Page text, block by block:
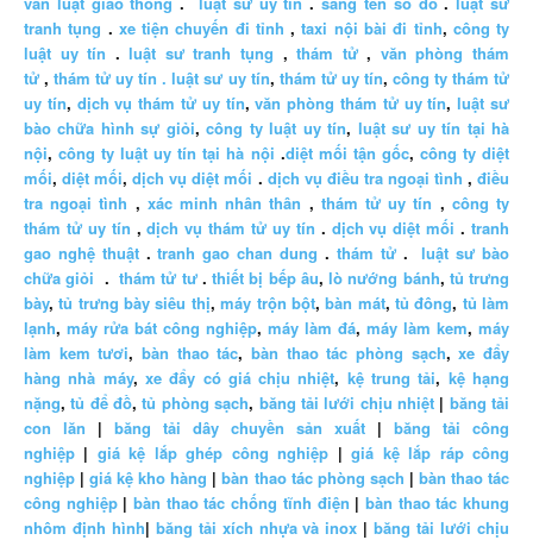
tranh tụng . xe tiện chuyến đi tỉnh ,taxi nội bài đi tỉnh, công ty
luật uy tín .luật sư tranh tụng ,thám tử, văn phòng thám
tử ,thám tử uy tín . luật sư uy tín, thám tử uy tín, công ty thám tử
uy tín, dịch vụ thám tử uy tín,văn phòng thám tử uy tín,luật sư
bào chữa hình sự giỏi,công ty luật uy tín, luật sư uy tín tại hà
nội,công ty luật uy tín tại hà nội .diệt mối tận gốc, công ty diệt
mối,diệt mối,dịch vụ diệt mối . dịch vụ điều tra ngoại tình ,điều
tra ngoại tình , xác minh nhân thân , thám tử uy tín , công ty
thám tử uy tín ,dịch vụ thám tử uy tín . dịch vụ diệt mối .tranh
gao nghệ thuật.tranh gao chan dung . thám tử.luật sư bào
chữa giỏi .thám tử tư.thiết bị bếp âu,lò nướng bánh, tủ trưng
bày,tủ trưng bày siêu thị,máy trộn bột,bàn mát, tủ đông, tủ làm
lạnh, máy rửa bát công nghiệp, máy làm đá, máy làm kem, máy
làm kem tươi,bàn thao tác,bàn thao tác phòng sạch,xe đẩy
hàng nhà máy, xe đẩy có giá chịu nhiệt, kệ trung tải, kệ hạng
nặng,tủ để đồ,tủ phòng sạch, băng tải lưới chịu nhiệt| băng tải
con lăn | băng tải dây chuyền sản xuất | băng tải công
nghiệp | giá kệ lắp ghép công nghiệp |giá kệ lắp ráp công
nghiệp |giá kệ kho hàng |bàn thao tác phòng sạch | bàn thao tác
công nghiệp|bàn thao tác chống tĩnh điện | bàn thao tác khung
nhôm định hình| băng tải xích nhựa và inox |băng tải lưới chịu